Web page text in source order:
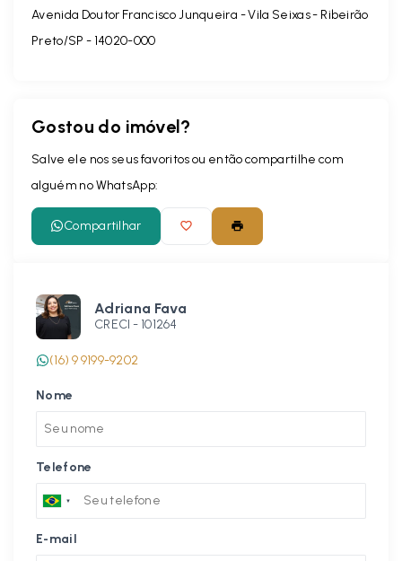
Avenida Doutor Francisco Junqueira - Vila Seixas - Ribeirão
Preto/SP - 14020-000
Gostou do imóvel?
Salve ele nos seus favoritos ou então compartilhe com
alguém no WhatsApp:
Compartilhar
Adriana Fava
CRECI - 101264
(16) 9 9199-9202
Nome
Telefone
E-mail